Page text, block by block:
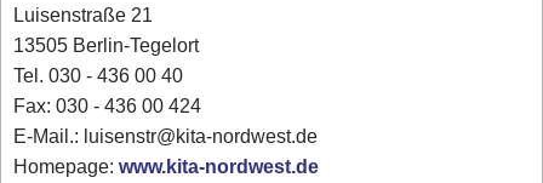
Luisenstraße 21
13505 Berlin-Tegelort
Tel. 030 - 436 00 40
Fax: 030 - 436 00 424
E-Mail.: luisenstr@kita-nordwest.de
Homepage:www.kita-nordwest.de